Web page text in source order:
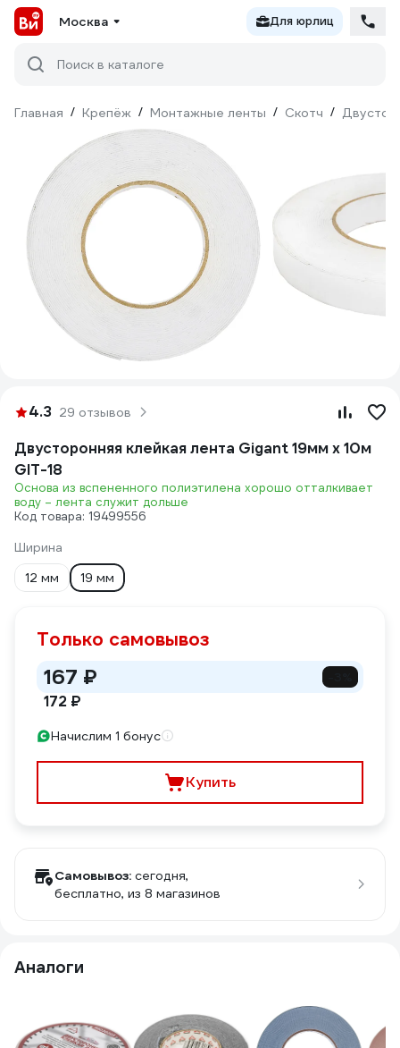
Москва Для юрлиц
Поиск в каталоге
Главная / Крепёж / Монтажные ленты / Скотч /
4.3 29 отзывов
Двусторонняя клейкая лента Gigant 19мм х 10м
GIT-18
Основа из вспененного полиэтилена хорошо отталкивает
воду – лента служит дольше
Код товара: 19499556
Ширина
12 мм
19 мм
Только самовывоз
167 ₽
172 ₽
Начислим 1 бонус
Купить
Самовывоз: сегодня,
бесплатно, из 8 магазинов
Аналоги